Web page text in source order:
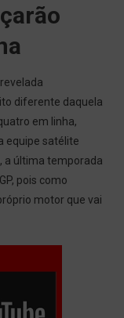
Yamaha
Poderá
V4
Na
Pista
Oficiais?
diferente daquela
em linha,
equipe satélite
a última temporada
pois como
motor que vai